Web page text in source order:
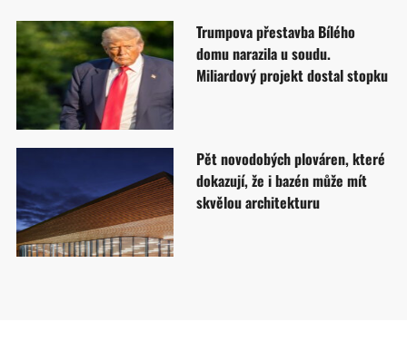
Trumpova přestavba Bílého
domu narazila u soudu.
Miliardový projekt dostal stopku
Pět novodobých plováren, které
dokazují, že i bazén může mít
skvělou architekturu